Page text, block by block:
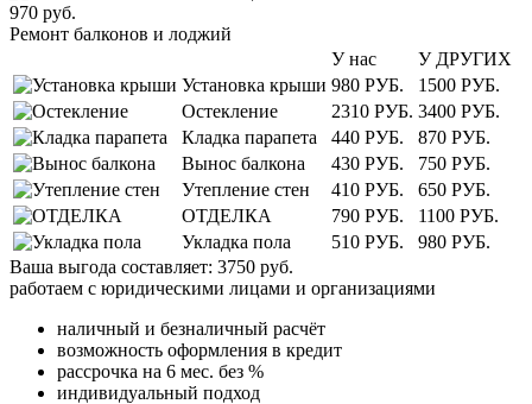
970 руб.
Ремонт балконов и лоджий
У нас
У ДРУГИХ
Установка крыши 980 РУБ.
1500 РУБ.
Остекление
2310 РУБ. 3400 РУБ.
Кладка парапета
440 РУБ.
870 РУБ.
Вынос балкона
430 РУБ.
750 РУБ.
Утепление стен
410 РУБ.
650 РУБ.
ОТДЕЛКА
790 РУБ.
1100 РУБ.
Укладка пола
510 РУБ.
980 РУБ.
Ваша выгода составляет: 3750 руб.
работаем с юридическими лицами и организациями
наличный и безналичный расчёт
возможность оформления в кредит
рассрочка на 6 мес. без %
индивидуальный подход